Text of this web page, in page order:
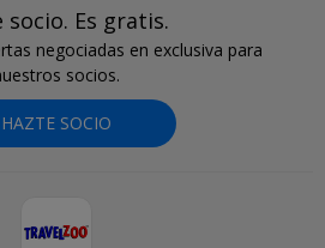
socio. Es gratis.
negociadas en exclusiva para
socios.
HAZTE SOCIO